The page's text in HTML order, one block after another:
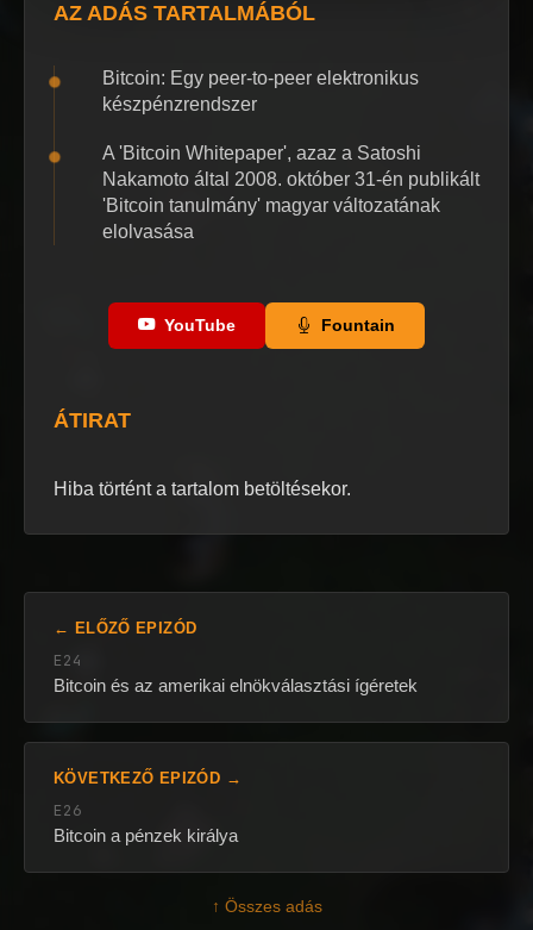
AZ ADÁS TARTALMÁBÓL
Bitcoin: Egy peer-to-peer elektronikus
készpénzrendszer
A 'Bitcoin Whitepaper', azaz a Satoshi
Nakamoto által 2008. október 31-én publikált
'Bitcoin tanulmány' magyar változatának
elolvasása
YouTube Fountain
ÁTIRAT
Hiba történt a tartalom betöltésekor.
← ELŐZŐ EPIZÓD
E24
Bitcoin és az amerikai elnökválasztási ígéretek
KÖVETKEZŐ EPIZÓD →
E26
Bitcoin a pénzek királya
↑ Összes adás